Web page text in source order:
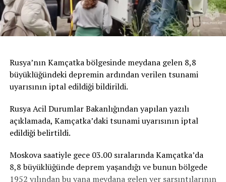
Rusya’nın Kamçatka bölgesinde meydana gelen 8,8
büyüklüğündeki depremin ardından verilen tsunami
uyarısının iptal edildiği bildirildi.
Rusya Acil Durumlar Bakanlığından yapılan yazılı
açıklamada, Kamçatka’daki tsunami uyarısının iptal
edildiği belirtildi.
Moskova saatiyle gece 03.00 sıralarında Kamçatka’da
8,8 büyüklüğünde deprem yaşandığı ve bunun bölgede
1952 yılından bu yana meydana gelen yer sarsıntılarının